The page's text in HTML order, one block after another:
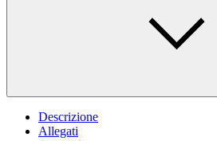
Descrizione
Allegati